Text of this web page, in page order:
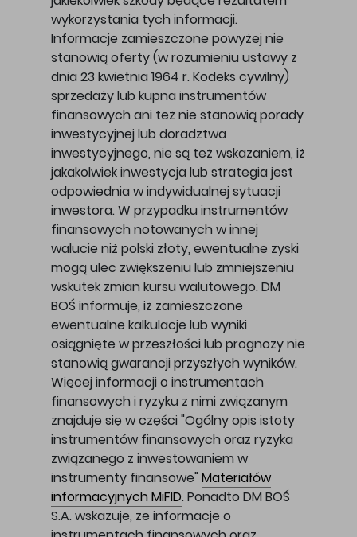
wykorzystania tych informacji.
Informacje zamieszczone powyżej nie
stanowią oferty (w rozumieniu ustawy z
dnia 23 kwietnia 1964 r. Kodeks cywilny)
sprzedaży lub kupna instrumentów
finansowych ani też nie stanowią porady
inwestycyjnej lub doradztwa
inwestycyjnego, nie są też wskazaniem, iż
jakakolwiek inwestycja lub strategia jest
odpowiednia w indywidualnej sytuacji
inwestora. W przypadku instrumentów
finansowych notowanych w innej
walucie niż polski złoty, ewentualne zyski
mogą ulec zwiększeniu lub zmniejszeniu
wskutek zmian kursu walutowego. DM
BOŚ informuje, iż zamieszczone
ewentualne kalkulacje lub wyniki
osiągnięte w przeszłości lub prognozy nie
stanowią gwarancji przyszłych wyników.
Więcej informacji o instrumentach
finansowych i ryzyku z nimi związanym
znajduje się w części "Ogólny opis istoty
instrumentów finansowych oraz ryzyka
związanego z inwestowaniem w
instrumenty finansowe" Materiałów
informacyjnych MiFID. Ponadto DM BOŚ
S.A. wskazuje, że informacje o